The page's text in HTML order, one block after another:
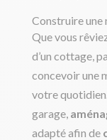
Construire une
Que vous
d’un cottage,
concevoir une
votre
garage,
adapté afin de